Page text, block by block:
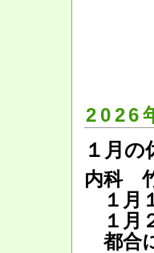
2026
１月の
内科
１月
１月
都合